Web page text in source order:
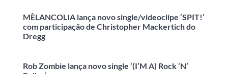
MÈLANCOLIA lança novo single/videoclipe ‘SPIT!’
com participação de Christopher Mackertich do
Dregg
Rob Zombie lança novo single ‘(I’M A) Rock ‘N’